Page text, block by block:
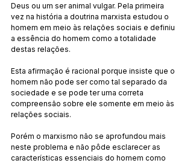
Deus ou um ser animal vulgar. Pela primeira
vez na história a doutrina marxista estudou o
homem em meio às relações sociais e definiu
a essência do homem como a totalidade
destas relações.
Esta afirmação é racional porque insiste que o
homem não pode ser como tal separado da
sociedade e se pode ter uma correta
compreensão sobre ele somente em meio às
relações sociais.
Porém o marxismo não se aprofundou mais
neste problema e não pôde esclarecer as
características essenciais do homem como